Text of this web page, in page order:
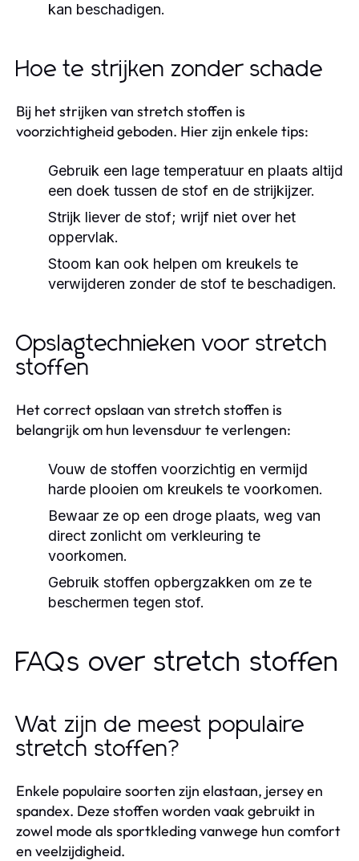
kan beschadigen.
Hoe te strijken zonder schade
Bij het strijken van stretch stoffen is
voorzichtigheid geboden. Hier zijn enkele tips:
Gebruik een lage temperatuur en plaats altijd
een doek tussen de stof en de strijkijzer.
Strijk liever de stof; wrijf niet over het
oppervlak.
Stoom kan ook helpen om kreukels te
verwijderen zonder de stof te beschadigen.
Opslagtechnieken voor stretch
stoffen
Het correct opslaan van stretch stoffen is
belangrijk om hun levensduur te verlengen:
Vouw de stoffen voorzichtig en vermijd
harde plooien om kreukels te voorkomen.
Bewaar ze op een droge plaats, weg van
direct zonlicht om verkleuring te
voorkomen.
Gebruik stoffen opbergzakken om ze te
beschermen tegen stof.
FAQs over stretch stoffen
Wat zijn de meest populaire
stretch stoffen?
Enkele populaire soorten zijn elastaan, jersey en
spandex. Deze stoffen worden vaak gebruikt in
zowel mode als sportkleding vanwege hun comfort
en veelzijdigheid.